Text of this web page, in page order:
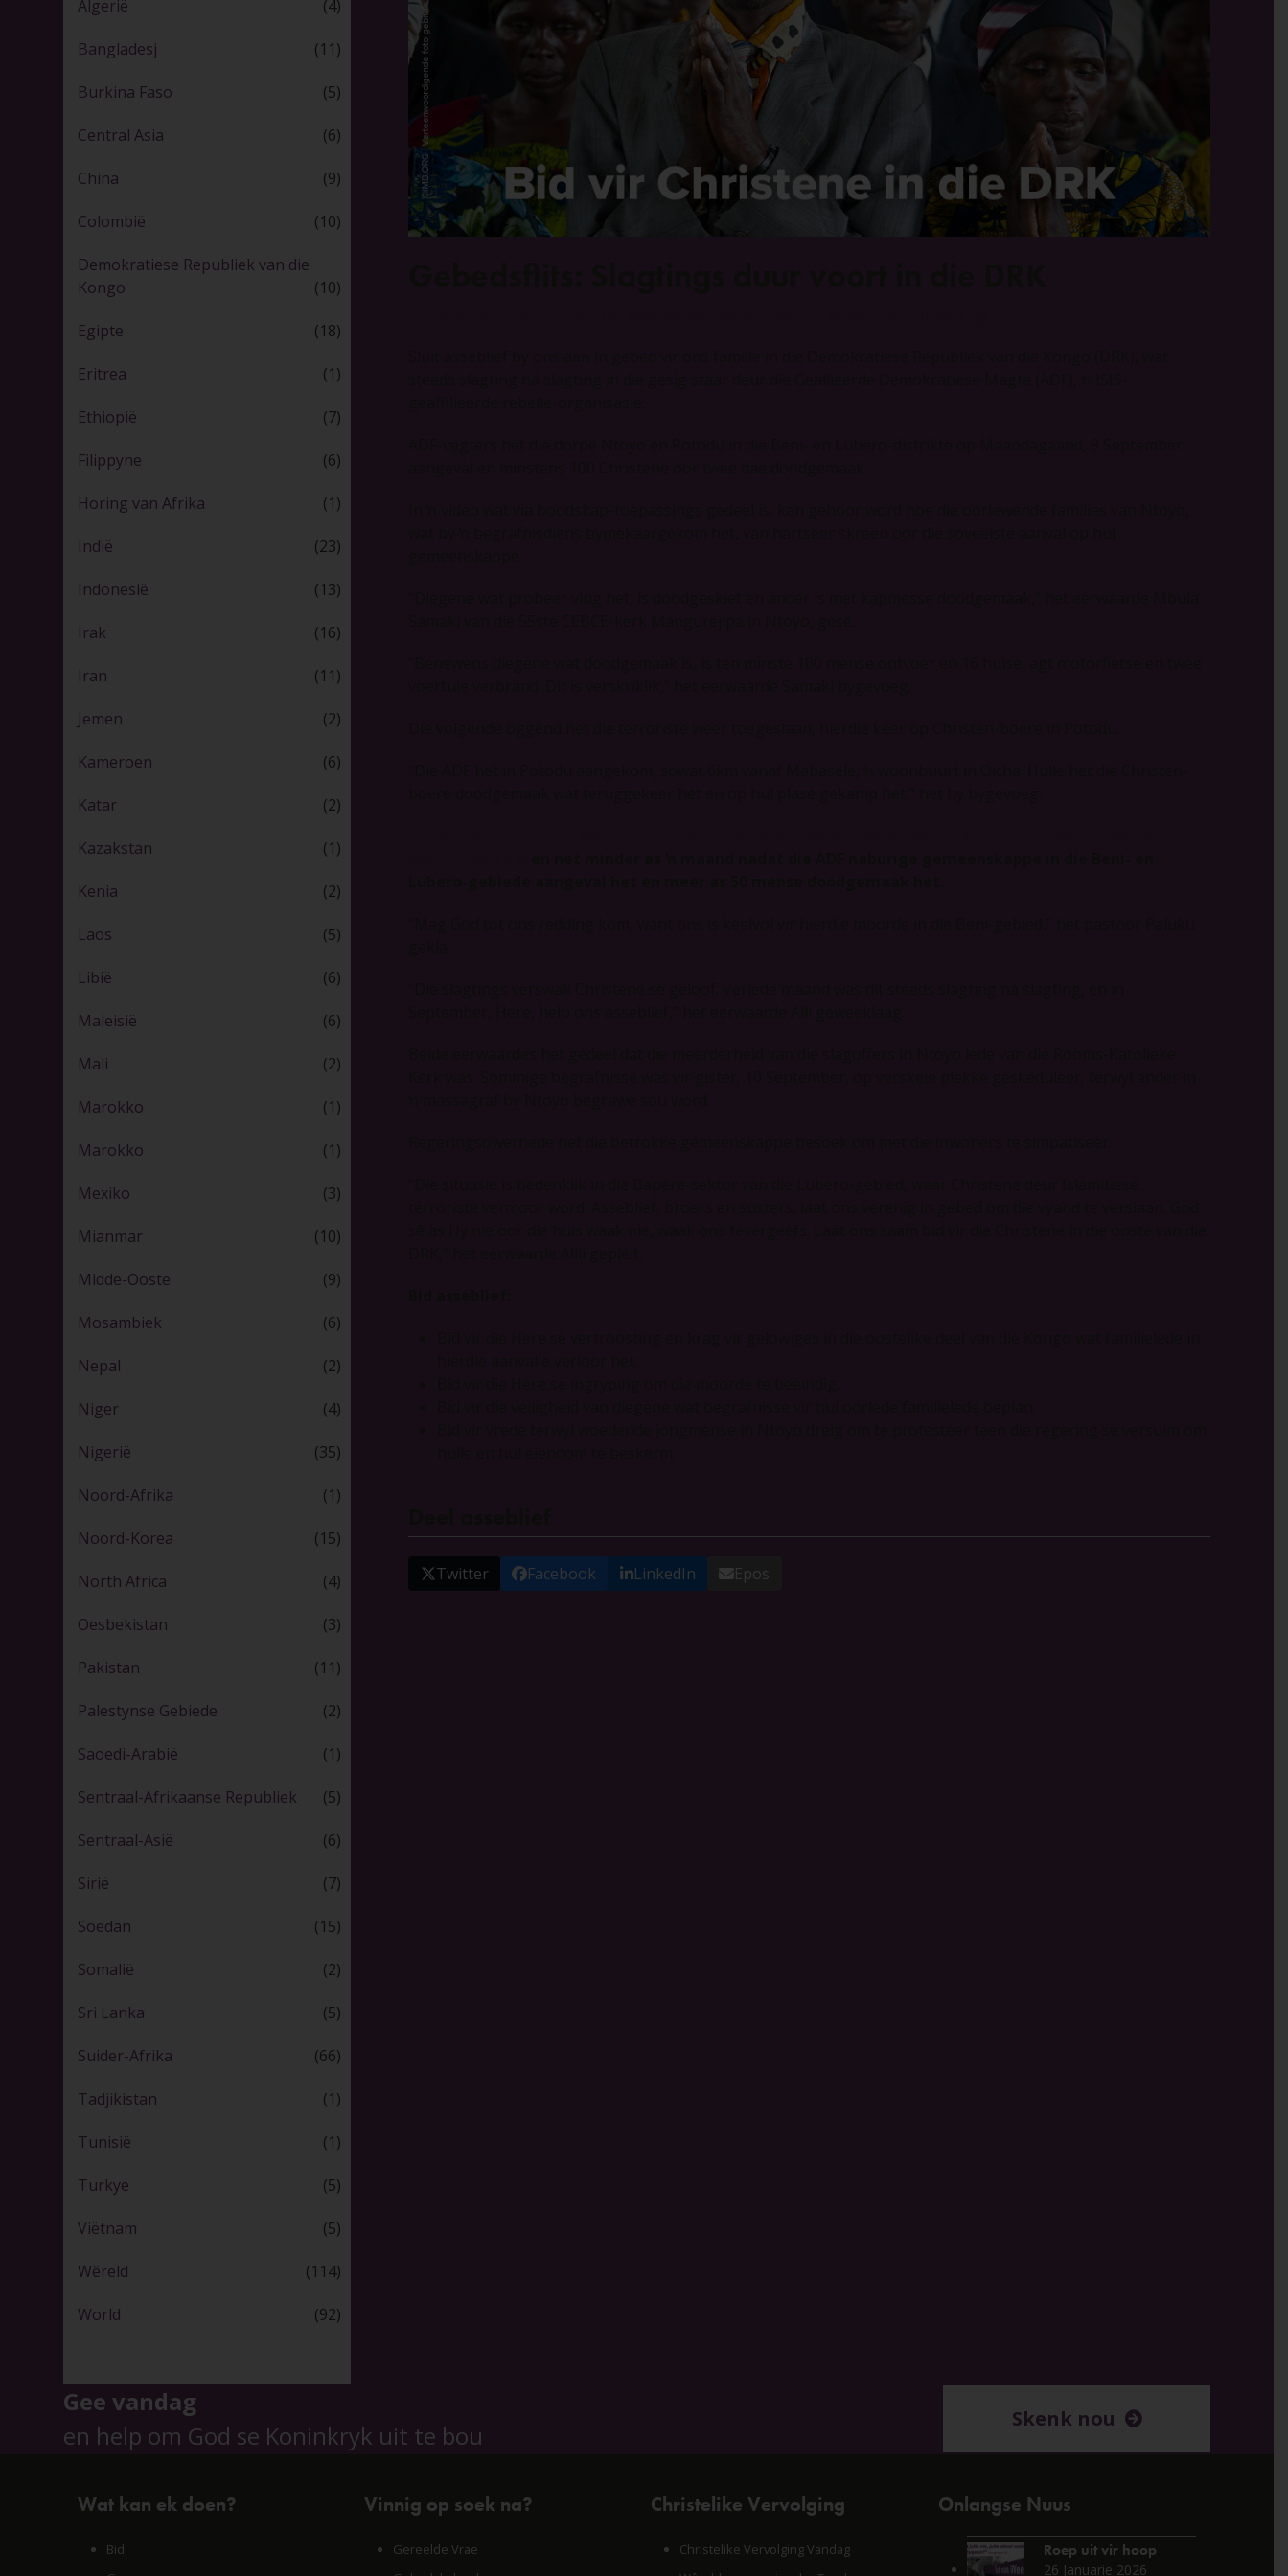
Twitter Facebook LinkedIn Epos
Algerië (4)
Bangladesj (11)
Burkina Faso (5)
Central Asia (6)
China (9)
Colombië (10)
Demokratiese Republiek van die
Kongo
(10)
Egipte (18)
Eritrea (1)
Ethiopië (7)
Filippyne (6)
Horing van Afrika (1)
Indië (23)
Indonesië (13)
Irak (16)
Iran (11)
Jemen (2)
Kameroen (6)
Katar (2)
Kazakstan (1)
Kenia (2)
Laos (5)
Libië (6)
Maleisië (6)
Mali (2)
Marokko (1)
Marokko (1)
Mexiko (3)
Mianmar (10)
Midde-Ooste (9)
Mosambiek (6)
Nepal (2)
Niger (4)
Nigerië (35)
Noord-Afrika (1)
Noord-Korea (15)
North Africa (4)
Oesbekistan (3)
Pakistan (11)
Palestynse Gebiede (2)
Saoedi-Arabië (1)
Sentraal-Afrikaanse Republiek (5)
Sentraal-Asië (6)
Sirië (7)
Soedan (15)
Somalië (2)
Sri Lanka (5)
Suider-Afrika (66)
Tadjikistan (1)
Tunisië (1)
Turkye (5)
Viëtnam (5)
Wêreld (114)
World (92)
Gee vandag
en help om God se Koninkryk uit te bou
Skenk nou
Wat kan ek doen?
Bid
Vinnig op soek na?
Gereelde Vrae
Christelike Vervolging
Christelike Vervolging Vandag
Onlangse Nuus
Roep uit vir hoop
26 Januarie 2026